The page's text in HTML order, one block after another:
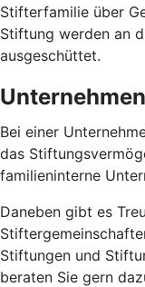
Stifterfamilie über
Stiftung werden an
ausgeschüttet.
Bei einer
das
familieninterne
Daneben gibt es
Stiftungen und
beraten Sie gern